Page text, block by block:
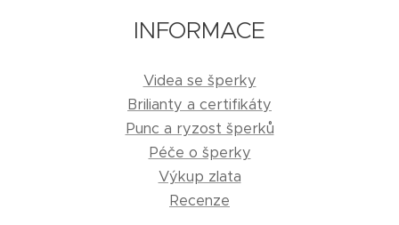
INFORMACE
Videa se šperky
Brilianty a certifikáty
Punc a ryzost šperků
Péče o šperky
Výkup zlata
Recenze